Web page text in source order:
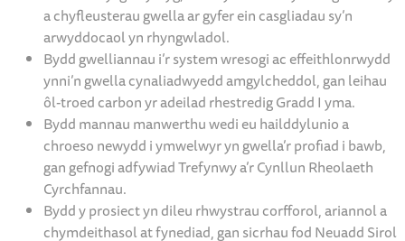
Beth sy’n Newid?
Bydd Neuadd Sirol ar ei newydd yn cynnig
arddangosfeydd arloesol yn dweud stori Trefynwy,
mannau dysgu hyblyg, storfeydd i wrthrychau gweladwy
a chyfleusterau gwella ar gyfer ein casgliadau sy’n
arwyddocaol yn rhyngwladol.
Bydd gwelliannau i’r system wresogi ac effeithlonrwydd
ynni’n gwella cynaliadwyedd amgylcheddol, gan leihau
ôl-troed carbon yr adeilad rhestredig Gradd I yma.